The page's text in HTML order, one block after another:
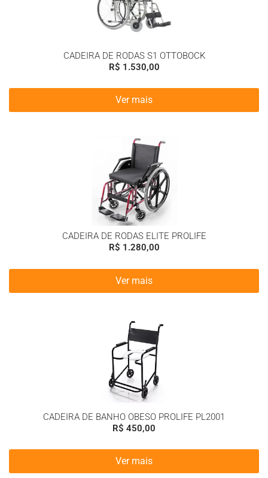
CADEIRA DE RODAS S1 OTTOBOCK
R$ 1.530,00
Ver mais
CADEIRA DE RODAS ELITE PROLIFE
R$ 1.280,00
Ver mais
CADEIRA DE BANHO OBESO PROLIFE PL2001
R$ 450,00
Ver mais